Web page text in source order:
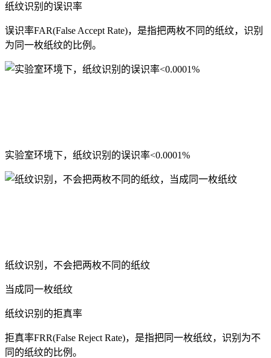
纸纹识别的误识率
误识率FAR(False Accept Rate)，是指把两枚不同的纸纹，识别
为同一枚纸纹的比例。
实验室环境下，纸纹识别的误识率<0.0001%
纸纹识别，不会把两枚不同的纸纹
当成同一枚纸纹
纸纹识别的拒真率
拒真率FRR(False Reject Rate)，是指把同一枚纸纹，识别为不
同的纸纹的比例。